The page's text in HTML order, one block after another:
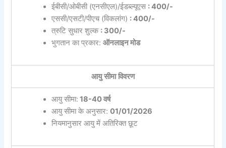
ईबीसी/ओबीसी (एनसीएल)/ईडब्ल्यूएस : 400/-
एससी/एसटी/पीएच (विकलांग) : 400/-
त्रुटि सुधार शुल्क : 300/-
भुगतान का प्रकार: ऑनलाइन मोड
आयु सीमा विवरण
आयु सीमा: 18-40 वर्ष
आयु सीमा के अनुसार: 01/01/2026
नियमानुसार आयु में अतिरिक्त छूट